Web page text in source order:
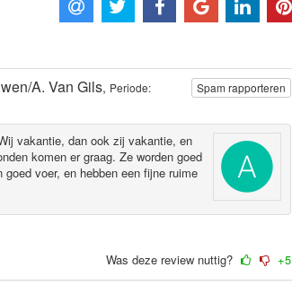
A. Van Gils, Periode:
vakantie, dan ook zij vakantie, en
komen er graag. Ze worden goed
voer, en hebben een fijne ruime
Spam rapporteren
Was deze review nuttig? +5